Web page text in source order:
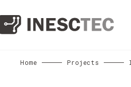
Home Projects